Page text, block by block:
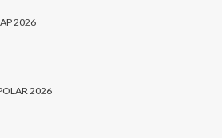
2026
2026